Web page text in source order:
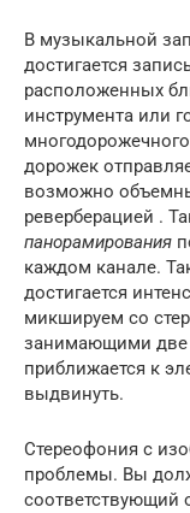
В музыкальной
достигается
расположенных
инструмента или
дорожек
возможно
реверберацией .
панорамирования
каждом канале.
достигается
микшируем со
занимающими две
приближается к
выдвинуть.
Стереофония с
проблемы. Вы
соответствующий